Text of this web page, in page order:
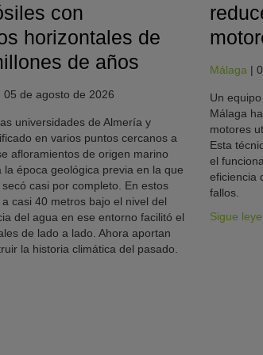
con
horizontales de
de años
05 de agosto de 2026
universidades de Almería y
en varios puntos cercanos a
afloramientos de origen marino
la época geológica previa en la que
casi por completo. En estos
casi 40 metros bajo el nivel del
del agua en ese entorno facilitó el
de lado a lado. Ahora aportan
la historia climática del pasado.
Málaga |
Un
Málaga
motores
Esta
el
eficiencia
fallos.
Sigue